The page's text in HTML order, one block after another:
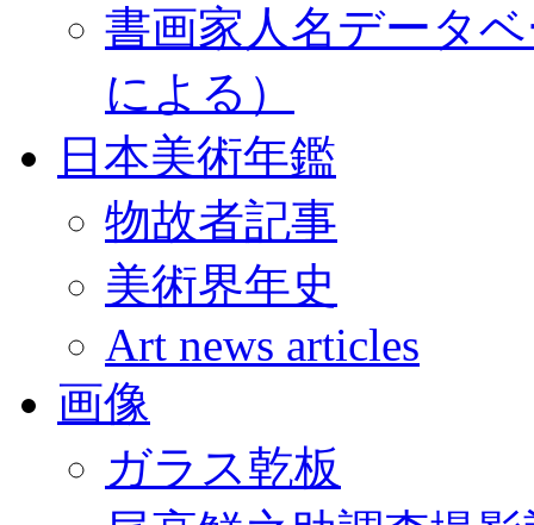
書画家人名データ
による）
日本美術年鑑
物故者記事
美術界年史
Art news articles
画像
ガラス乾板